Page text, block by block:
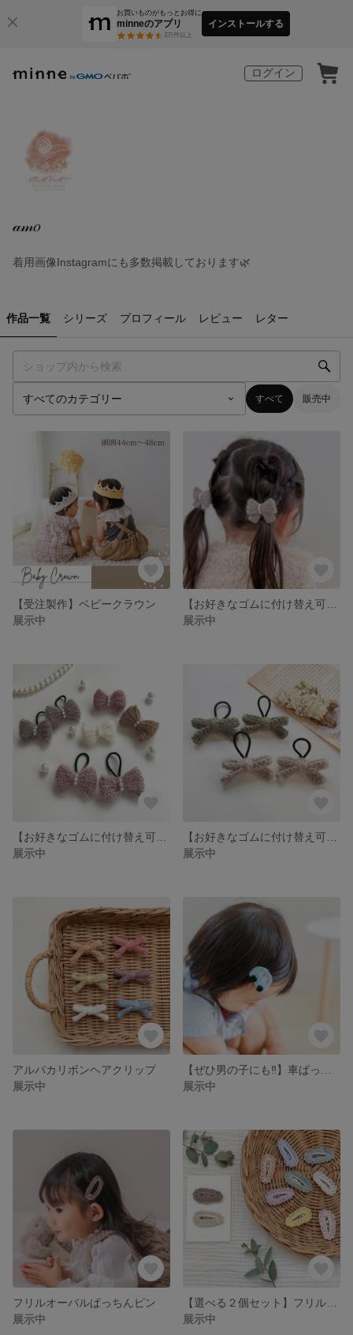
お買いものがもっとお得に
minneのアプリ
3万件以上
インストールする
ログイン
𝒶𝓂𝑜
着用画像Instagramにも多数掲載しております🌿
作品一覧 シリーズ プロフィール レビュー レター
すべて 販売中
【受注製作】ベビークラウン
展示中
展示中
展示中
展示中
アルパカリボンヘアクリップ
展示中
展示中
フリルオーバルぱっちんピン
展示中
展示中